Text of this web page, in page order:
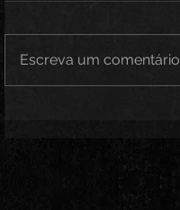
Escreva um comentário